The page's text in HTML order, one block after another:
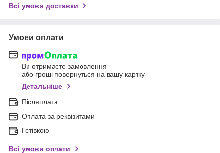
Всі умови доставки
Умови оплати
Ви отримаєте замовлення
або гроші повернуться на вашу картку
Детальніше
Післяплата
Оплата за реквізитами
Готівкою
Всі умови оплати